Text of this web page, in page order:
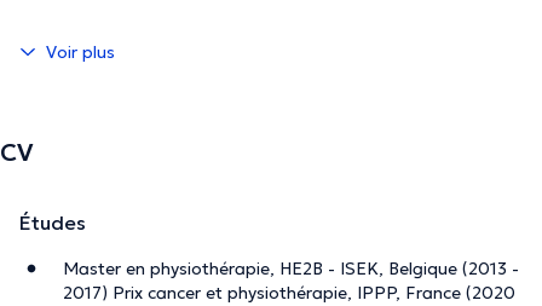
Voir plus
CV
Études
Master en physiothérapie, HE2B - ISEK, Belgique (2013 -
2017) Prix cancer et physiothérapie, IPPP, France (2020